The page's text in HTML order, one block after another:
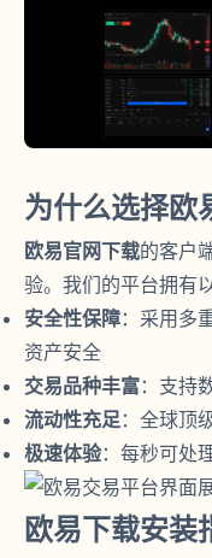
为什么选择欧
欧易官网下载的客户
验。我们的平台拥有
安全性保障：采用多
资产安全
交易品种丰富：支持
流动性充足 ：全球顶
极速体验：每秒可处
欧易下载安装